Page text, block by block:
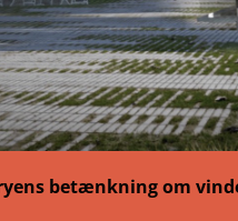
betænkning om